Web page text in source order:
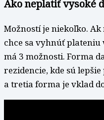
Ako neplatiť vysoké
Možností je niekoľko.
chce sa vyhnúť plateniu
má 3 možnosti. Forma
rezidencie, kde sú
a tretia forma je vklad